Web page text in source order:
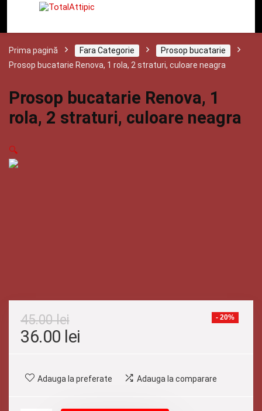
Prima pagină Fara Categorie
Prosop bucatarie
Prosop bucatarie Renova, 1 rola, 2 straturi, culoare neagra
Prosop bucatarie Renova, 1
rola, 2 straturi, culoare neagra
🔍
- 20%
45.00lei
Prețul
a
fost:
36.00 lei
36.00 lei.
Adauga la preferate Adauga la comparare